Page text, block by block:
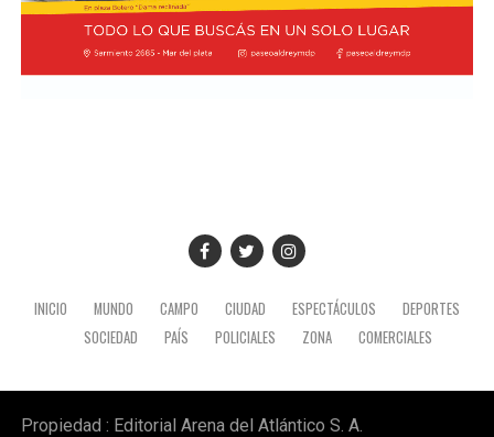
INICIO MUNDO CAMPO CIUDAD ESPECTÁCULOS
DEPORTES
SOCIEDAD
PAÍS POLICIALES ZONA COMERCIALES
Propiedad : Editorial Arena del Atlántico S. A.